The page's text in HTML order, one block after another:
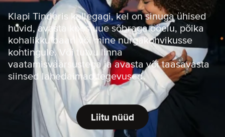
Klapi Tinderis kellegagi, kel on sinuga ühised
huvid, avasta koos uue sõbraga ööelu, põika
kohalikku baari või mine nurgakohvikusse
kohtingule. Või tutvu linna
vaatamisväärsustega ja avasta või taasavasta
siinsed lahedaimad tegevused.
Liitu nüüd